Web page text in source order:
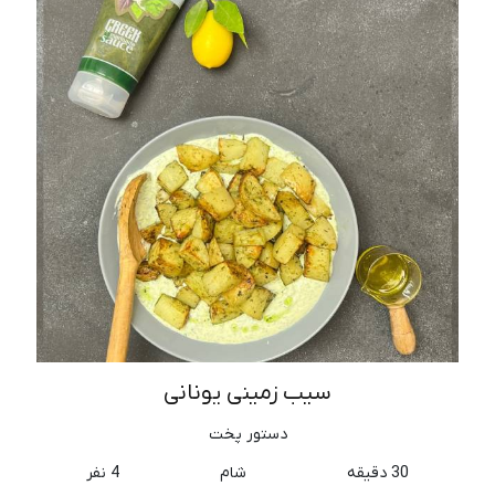
سیب زمینی یونانی
دستور پخت
30 دقیقه
شام 4 نفر